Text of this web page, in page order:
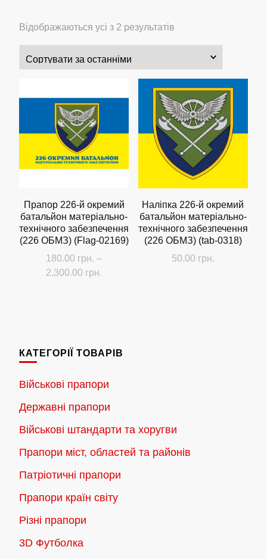
Відображаються усі з 2 результатів
за
останнім
Прапор 226-й окремий
батальйон матеріально-
технічного забезпечення
(226 ОБМЗ) (Flag-02169)
180.00 грн. –
2,300.00 грн.
варіантів.
можна
вибрати
на
товару
Наліпка 226-й окремий
батальйон матеріально-
технічного забезпечення
(226 ОБМЗ) (tab-0318)
50.00 грн.
КАТЕГОРІЇ ТОВАРІВ
Військові прапори
Державні прапори
Військові штандарти та хоругви
Прапори міст, областей та районів
Патріотичні прапори
Прапори країн світу
Різні прапори
3D Футболка